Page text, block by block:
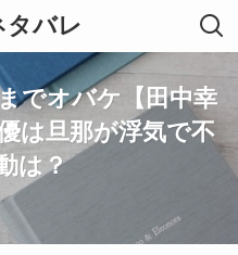
タバレ
でオバケ【田中幸
は旦那が浮気で不
は？